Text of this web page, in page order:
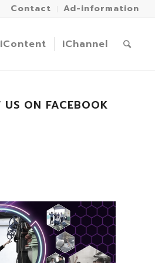
Contact Ad-information
iContent iChannel
US ON FACEBOOK